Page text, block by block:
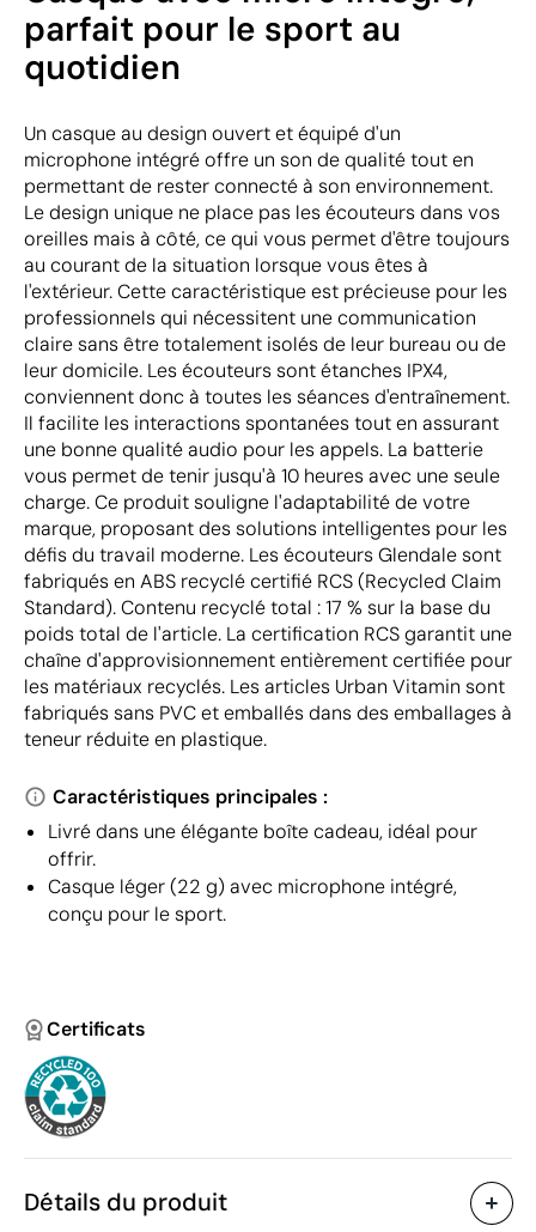
parfait pour le sport au
quotidien
Un casque au design ouvert et équipé d'un
microphone intégré offre un son de qualité tout en
permettant de rester connecté à son environnement.
Le design unique ne place pas les écouteurs dans vos
oreilles mais à côté, ce qui vous permet d'être toujours
au courant de la situation lorsque vous êtes à
l'extérieur. Cette caractéristique est précieuse pour les
professionnels qui nécessitent une communication
claire sans être totalement isolés de leur bureau ou de
leur domicile. Les écouteurs sont étanches IPX4,
conviennent donc à toutes les séances d'entraînement.
Il facilite les interactions spontanées tout en assurant
une bonne qualité audio pour les appels. La batterie
vous permet de tenir jusqu'à 10 heures avec une seule
charge. Ce produit souligne l'adaptabilité de votre
marque, proposant des solutions intelligentes pour les
défis du travail moderne. Les écouteurs Glendale sont
fabriqués en ABS recyclé certifié RCS (Recycled Claim
Standard). Contenu recyclé total : 17 % sur la base du
poids total de l'article. La certification RCS garantit une
chaîne d'approvisionnement entièrement certifiée pour
les matériaux recyclés. Les articles Urban Vitamin sont
fabriqués sans PVC et emballés dans des emballages à
teneur réduite en plastique.
Caractéristiques principales :
Livré dans une élégante boîte cadeau, idéal pour
offrir.
Casque léger (22 g) avec microphone intégré,
conçu pour le sport.
Certificats
Détails du produit